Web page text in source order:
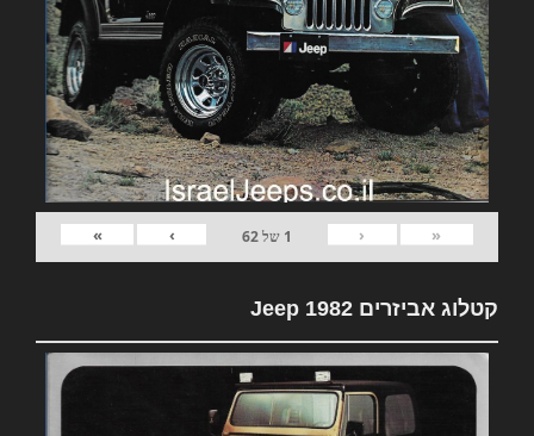
«
‹
1 של62
›
»
קטלוג אביזרים 1982 Jeep